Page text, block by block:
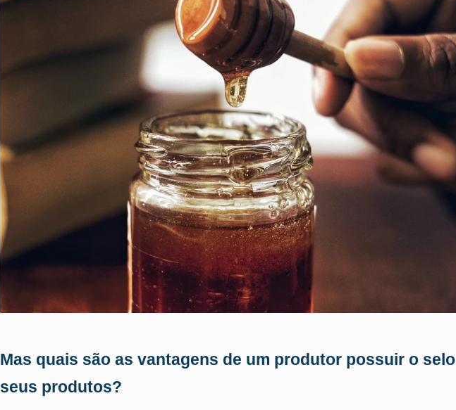
Mas quais são as vantagens de um produtor possuir o selo
seus produtos?